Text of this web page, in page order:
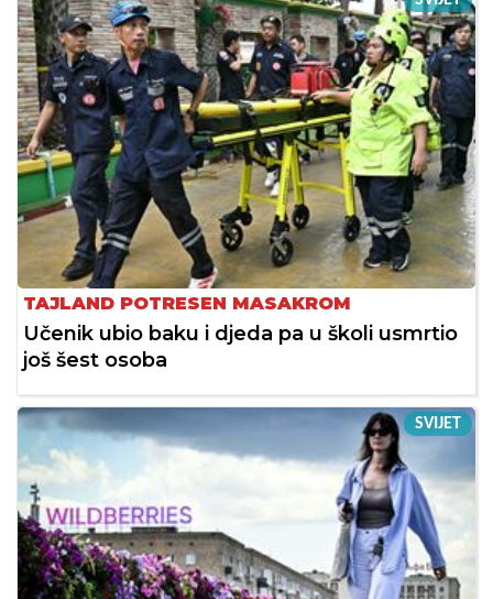
TAJLAND POTRESEN MASAKROM
Učenik ubio baku i djeda pa u školi usmrtio
još šest osoba
SVIJET